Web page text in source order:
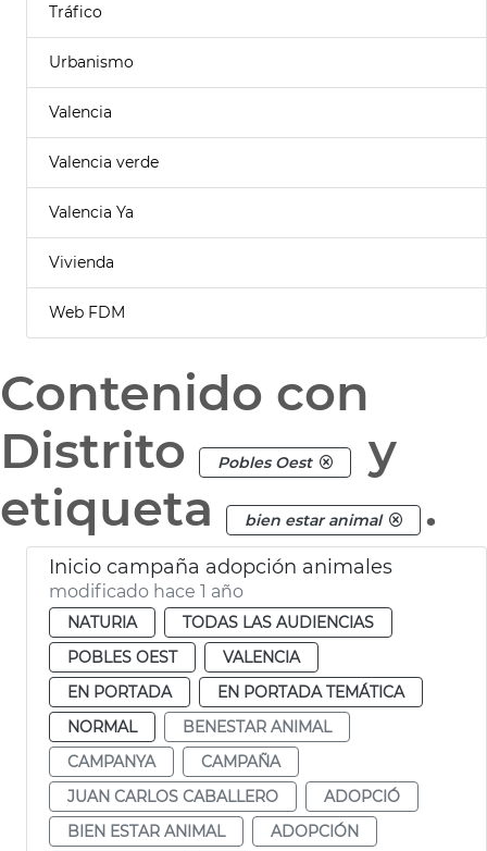
Tráfico
Urbanismo
Valencia
Valencia verde
Valencia Ya
Vivienda
Web FDM
Contenido con
Distrito
Pobles Oest
y
etiqueta
bien estar animal .
Inicio campaña adopción animales
modificado hace 1 año
NATURIA
TODAS LAS AUDIENCIAS
POBLES OEST
VALENCIA
EN PORTADA
EN PORTADA TEMÁTICA
NORMAL
BENESTAR ANIMAL
CAMPANYA
CAMPAÑA
JUAN CARLOS CABALLERO
ADOPCIÓ
BIEN ESTAR ANIMAL
ADOPCIÓN